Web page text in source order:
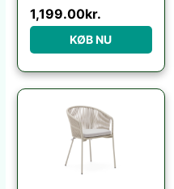
1,199.00kr.
KØB NU